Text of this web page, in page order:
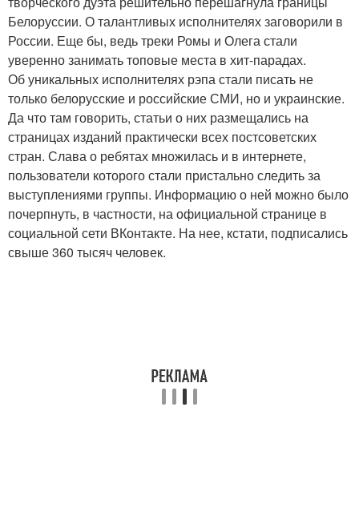
Белоруссии. О талантливых исполнителях заговорили в
России. Еще бы, ведь треки Ромы и Олега стали
уверенно занимать топовые места в хит-парадах.
Об уникальных исполнителях рэпа стали писать не
только белорусские и российские СМИ, но и украинские.
Да что там говорить, статьи о них размещались на
страницах изданий практически всех постсоветских
стран. Слава о ребятах множилась и в интернете,
пользователи которого стали пристально следить за
выступлениями группы. Информацию о ней можно было
почерпнуть, в частности, на официальной странице в
социальной сети ВКонтакте. На нее, кстати, подписались
свыше 360 тысяч человек.